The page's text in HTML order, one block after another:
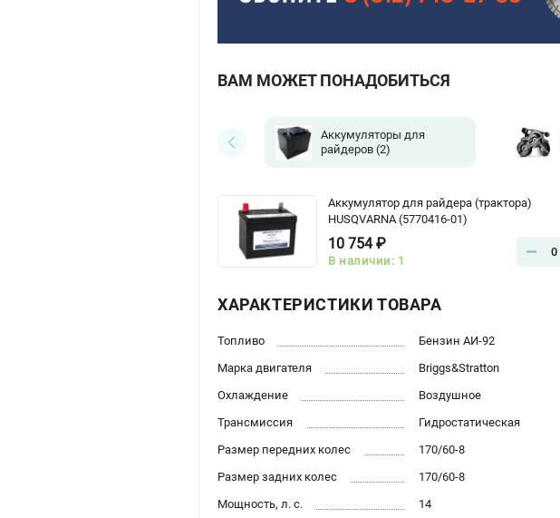
ВАМ МОЖЕТ ПОНАДОБИТЬСЯ
Аккумуляторы для
райдеров (2)
Аккумулятор для райдера (трактора)
HUSQVARNA (5770416-01)
10 754 ₽
В наличии: 1
0
ХАРАКТЕРИСТИКИ ТОВАРА
Топливо
Бензин АИ-92
Марка двигателя
Briggs&Stratton
Охлаждение
Воздушное
Трансмиссия
Гидростатическая
Размер передних колес
170/60-8
Размер задних колес
170/60-8
Мощность, л. с.
14